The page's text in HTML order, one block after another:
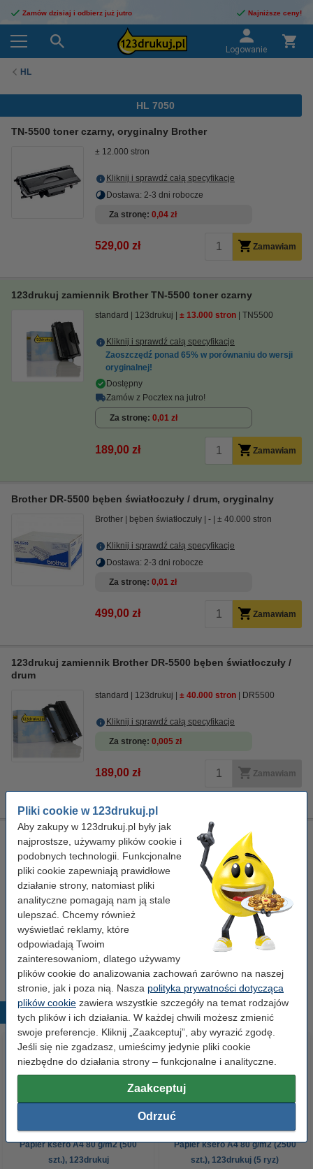
Pliki cookie w 123drukuj.pl
Aby zakupy w 123drukuj.pl były jak
najprostsze, używamy plików cookie i
podobnych technologii. Funkcjonalne
pliki cookie zapewniają prawidłowe
działanie strony, natomiast pliki
analityczne pomagają nam ją stale
ulepszać. Chcemy również
wyświetlać reklamy, które
odpowiadają Twoim
zainteresowaniom, dlatego używamy
plików cookie do analizowania zachowań zarówno na naszej
stronie, jak i poza nią. Nasza polityka prywatności dotycząca
plików cookie zawiera wszystkie szczegóły na temat rodzajów
tych plików i ich działania. W każdej chwili możesz zmienić
swoje preferencje. Kliknij „Zaakceptuj”, aby wyrazić zgodę.
Jeśli się nie zgadzasz, umieścimy jedynie pliki cookie
niezbędne do działania strony – funkcjonalne i analityczne.
Zaakceptuj
Odrzuć
Zamów dzisiaj i odbierz już jutro Najniższe ceny!
Logowanie
HL
HL 7050
TN-5500 toner czarny, oryginalny Brother
± 12.000 stron
Kliknij i sprawdź całą specyfikacje
Dostawa: 2-3 dni robocze
Za stronę 0,04 zł
529,00 zł Zamawiam
123drukuj zamiennik Brother TN-5500 toner czarny
standard 123drukuj ± 13.000 stron TN5500
Kliknij i sprawdź całą specyfikacje
Zaoszczędź ponad 65% w porównaniu do wersji
oryginalnej!
Dostępny
Zamów z Pocztex na jutro!
Za stronę 0,01 zł
189,00 zł Zamawiam
Brother DR-5500 bęben światłoczuły / drum, oryginalny
Brother bęben światłoczuły - ± 40.000 stron
Kliknij i sprawdź całą specyfikacje
Dostawa: 2-3 dni robocze
Za stronę 0,01 zł
499,00 zł Zamawiam
123drukuj zamiennik Brother DR-5500 bęben światłoczuły /
drum
standard 123drukuj ± 40.000 stron DR5500
Kliknij i sprawdź całą specyfikacje
Za stronę 0,005 zł
189,00 zł Zamawiam
Chwilowy brak towaru
Ściereczka do czyszczenia drukarki laserowej
ściereczka do czyszczenia 43 x 32 cm
żółty
999058
Kliknij i sprawdź całą specyfikacje
Dostępny
Zamów z Pocztex na jutro!
7,50 zł
Popularne produkty
Papier ksero A4 80 g/m2 (500
szt.), 123drukuj
Papier ksero A4 80 g/m2 (2500
szt.), 123drukuj (5 ryz)